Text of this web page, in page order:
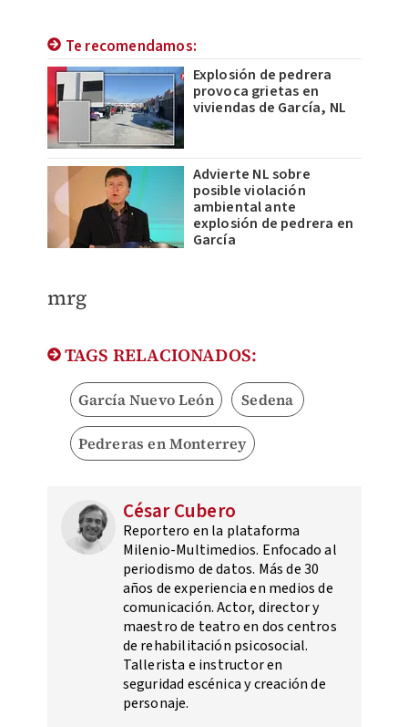
Te recomendamos:
Explosión de pedrera
provoca grietas en
viviendas de García, NL
Advierte NL sobre
posible violación
ambiental ante
explosión de pedrera en
García
mrg
TAGS RELACIONADOS:
García Nuevo León Sedena
Pedreras en Monterrey
César Cubero
Reportero en la plataforma
Milenio-Multimedios. Enfocado al
periodismo de datos. Más de 30
años de experiencia en medios de
comunicación. Actor, director y
maestro de teatro en dos centros
de rehabilitación psicosocial.
Tallerista e instructor en
seguridad escénica y creación de
personaje.